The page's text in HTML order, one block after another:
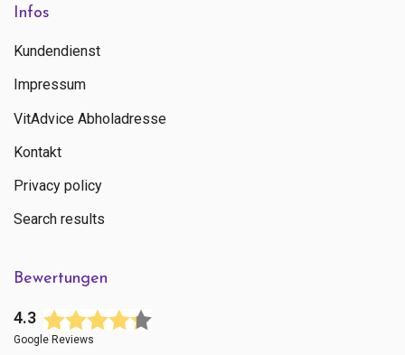
Infos
Kundendienst
Impressum
VitAdvice Abholadresse
Kontakt
Privacy policy
Search results
Bewertungen
4.3
Google Reviews